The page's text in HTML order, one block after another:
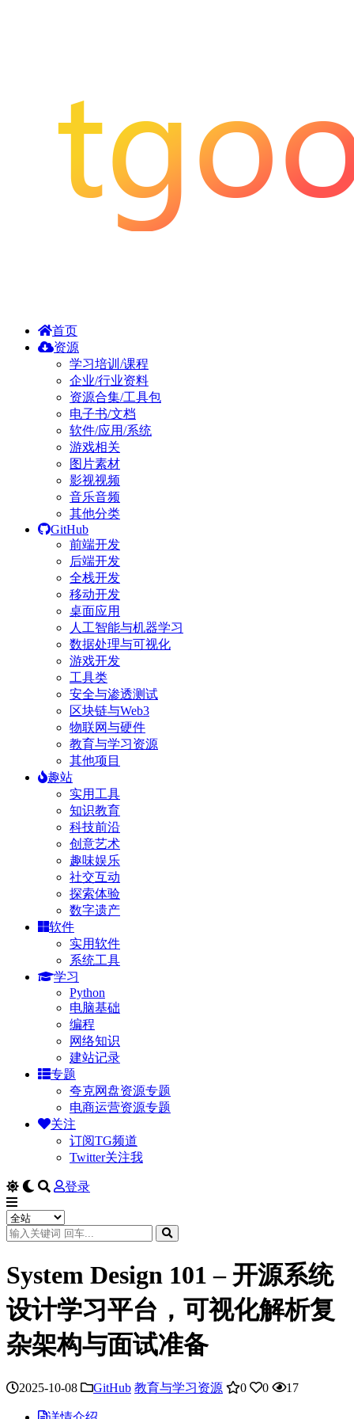
首页
资源
学习培训/课程
企业/行业资料
资源合集/工具包
电子书/文档
软件/应用/系统
游戏相关
图片素材
影视视频
音乐音频
其他分类
GitHub
前端开发
后端开发
全栈开发
移动开发
桌面应用
人工智能与机器学习
数据处理与可视化
游戏开发
工具类
安全与渗透测试
区块链与Web3
物联网与硬件
教育与学习资源
其他项目
趣站
实用工具
知识教育
科技前沿
创意艺术
趣味娱乐
社交互动
探索体验
数字遗产
软件
实用软件
系统工具
学习
Python
电脑基础
编程
网络知识
建站记录
专题
夸克网盘资源专题
电商运营资源专题
关注
订阅TG频道
Twitter关注我
登录
System Design 101 – 开源系统
设计学习平台，可视化解析复
杂架构与面试准备
2025-10-08 GitHub 教育与学习资源 0 0 17